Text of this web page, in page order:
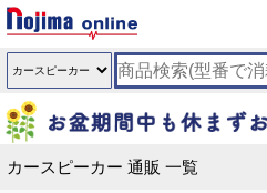
カースピーカー 通販 一覧